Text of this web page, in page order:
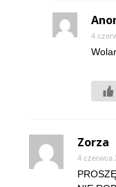
4
Zorza
4 czerwca